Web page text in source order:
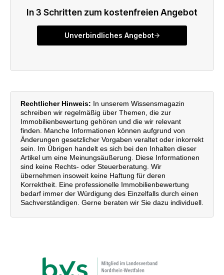
Rechtlicher Hinweis: In unserem Wissensmagazin
schreiben wir regelmäßig über Themen, die zur
Immobilienbewertung gehören und die wir relevant
finden. Manche Informationen können aufgrund von
Änderungen gesetzlicher Vorgaben veraltet oder inkorrekt
sein. Im Übrigen handelt es sich bei den Inhalten dieser
Artikel um eine Meinungsäußerung. Diese Informationen
sind keine Rechts- oder Steuerberatung. Wir
übernehmen insoweit keine Haftung für deren
Korrektheit. Eine professionelle Immobilienbewertung
bedarf immer der Würdigung des Einzelfalls durch einen
Sachverständigen. Gerne beraten wir Sie dazu individuell.